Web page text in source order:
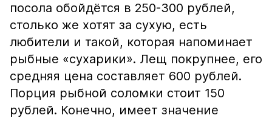
посола обойдётся в 250-300 рублей,
столько же хотят за сухую, есть
любители и такой, которая напоминает
рыбные «сухарики». Лещ покрупнее, его
средняя цена составляет 600 рублей.
Порция рыбной соломки стоит 150
рублей. Конечно, имеет значение